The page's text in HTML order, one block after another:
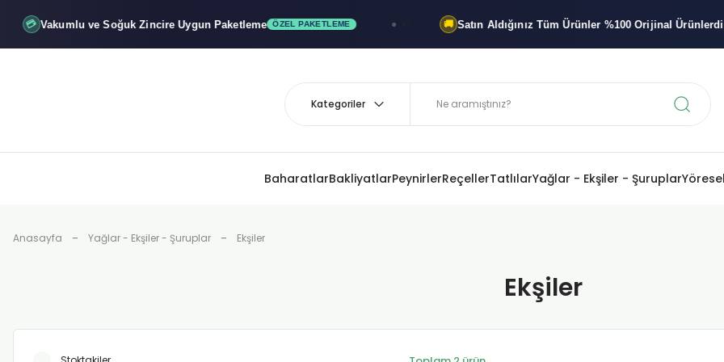
Vakumlu ve Soğuk Zincire Uygun Paketleme ÖZEL PAKETLEME Satın Aldığınız Tüm Ürünler%100 OrijinalÜrünlerdir %100
BaharatlarBakliyatlarPeynirlerReçellerTatlılarYağlar - Ekşiler - Şuruplar
Anasayfa Yağlar - Ekşiler - Şuruplar Ekşiler
Ekşiler